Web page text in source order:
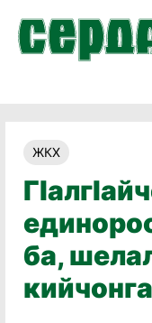
ЖКХ
ба,
кийчонга